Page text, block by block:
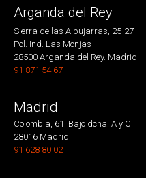
Arganda del Rey
Sierra de las Alpujarras, 25-27
Pol. Ind. Las Monjas
28500 Arganda del Rey. Madrid
91 871 54 67
Madrid
Colombia, 61. Bajo dcha. A y C
28016 Madrid
91 628 80 02